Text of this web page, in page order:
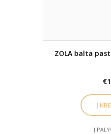
ZOLA balta
Į